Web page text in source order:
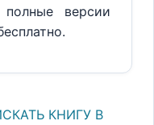
полные версии
КНИГУ В